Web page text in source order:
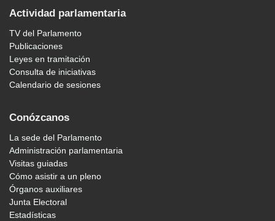
Actividad parlamentaria
TV del Parlamento
Publicaciones
Leyes en tramitación
Consulta de iniciativas
Calendario de sesiones
Conózcanos
La sede del Parlamento
Administración parlamentaria
Visitas guiadas
Cómo asistir a un pleno
Órganos auxiliares
Junta Electoral
Estadísticas